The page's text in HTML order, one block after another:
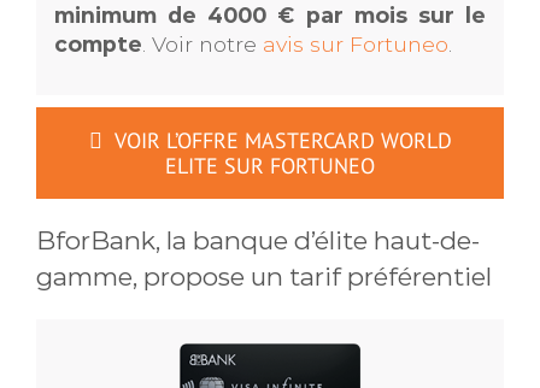
minimum de 4000 € par mois sur le
compte . Voir notre avis sur Fortuneo
VOIR L’OFFRE MASTERCARD WORLD
ELITE SUR FORTUNEO
BforBank, la banque d’élite haut-de-
gamme, propose un tarif préférentiel